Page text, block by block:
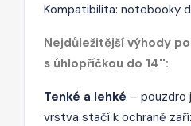
Kompatibilita: notebooky
Nejdůležitější výhody
s úhlopříčkou do 14'':
Tenké a lehké – pouzdro
vrstva stačí k ochraně